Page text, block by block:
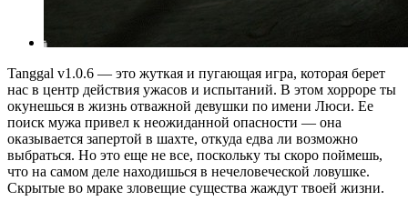
Tanggal v1.0.6 — это жуткая и пугающая игра, которая берет
нас в центр действия ужасов и испытаний. В этом хорроре ты
окунешься в жизнь отважной девушки по имени Люси. Ее
поиск мужа привел к неожиданной опасности — она
оказывается запертой в шахте, откуда едва ли возможно
выбраться. Но это еще не все, поскольку ты скоро поймешь,
что на самом деле находишься в нечеловеческой ловушке.
Скрытые во мраке зловещие существа жаждут твоей жизни.